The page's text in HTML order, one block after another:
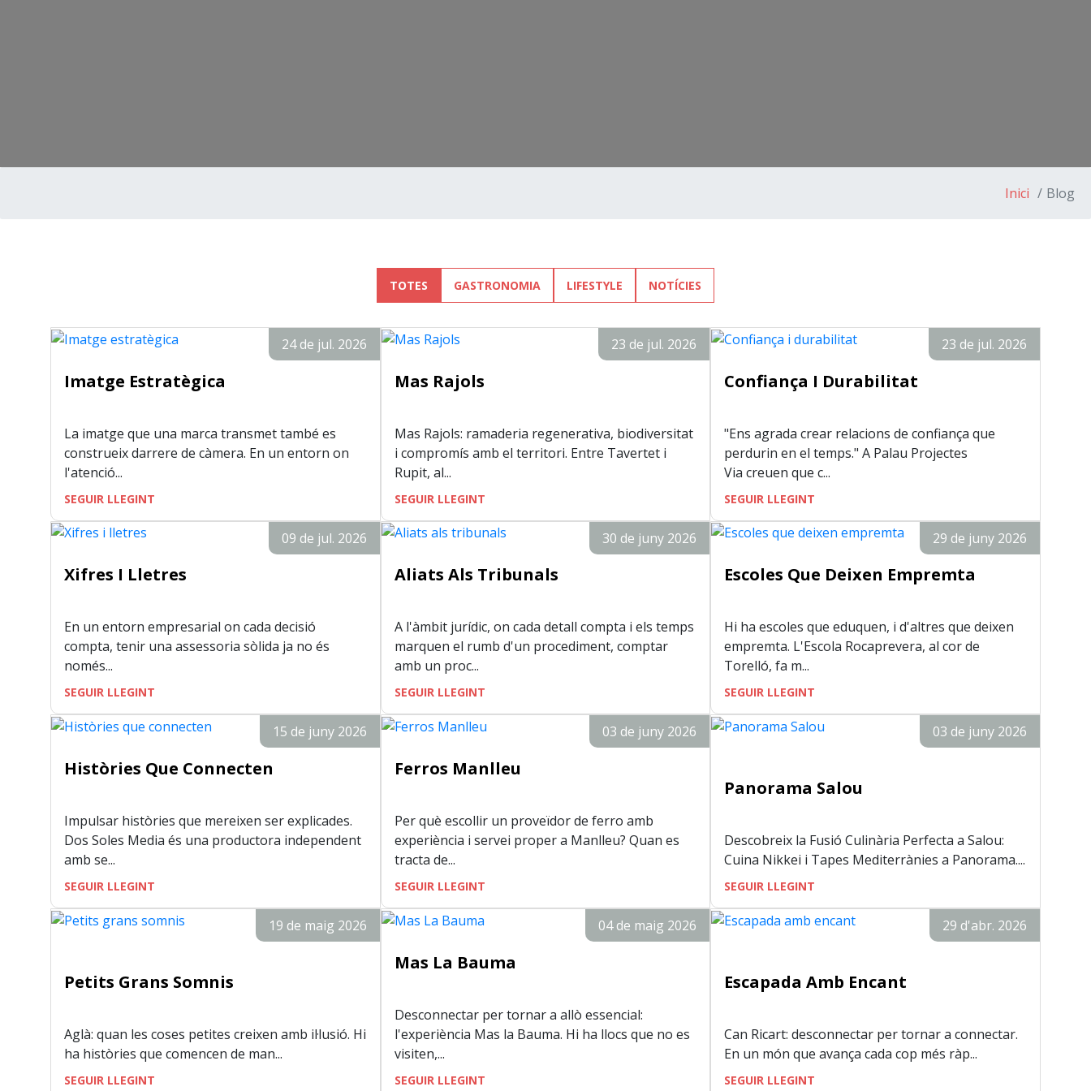
Inici Blog
TOTES GASTRONOMIA LIFESTYLE NOTÍCIES
24 de jul. 2026
Imatge Estratègica
La imatge que una marca transmet també es
construeix darrere de càmera. En un entorn on
l'atenció...
SEGUIR LLEGINT
23 de jul. 2026
Mas Rajols
Mas Rajols: ramaderia regenerativa, biodiversitat
i compromís amb el territori. Entre Tavertet i
Rupit, al...
SEGUIR LLEGINT
23 de jul. 2026
Confiança I Durabilitat
"Ens agrada crear relacions de confiança que
perdurin en el temps." A Palau Projectes
Via creuen que c...
SEGUIR LLEGINT
09 de jul. 2026
Xifres I Lletres
En un entorn empresarial on cada decisió
compta, tenir una assessoria sòlida ja no és
només...
SEGUIR LLEGINT
30 de juny 2026
Aliats Als Tribunals
A l'àmbit jurídic, on cada detall compta i els temps
marquen el rumb d'un procediment, comptar
amb un proc...
SEGUIR LLEGINT
29 de juny 2026
Escoles Que Deixen Empremta
Hi ha escoles que eduquen, i d'altres que deixen
empremta. L'Escola Rocaprevera, al cor de
Torelló, fa m...
SEGUIR LLEGINT
15 de juny 2026
Històries Que Connecten
Impulsar històries que mereixen ser explicades.
Dos Soles Media és una productora independent
amb se...
SEGUIR LLEGINT
03 de juny 2026
Ferros Manlleu
Per què escollir un proveïdor de ferro amb
experiència i servei proper a Manlleu? Quan es
tracta de...
SEGUIR LLEGINT
03 de juny 2026
Panorama Salou
Descobreix la Fusió Culinària Perfecta a Salou:
Cuina Nikkei i Tapes Mediterrànies a Panorama....
SEGUIR LLEGINT
19 de maig 2026
Petits Grans Somnis
Aglà: quan les coses petites creixen amb il·lusió. Hi
ha històries que comencen de man...
SEGUIR LLEGINT
04 de maig 2026
Mas La Bauma
Desconnectar per tornar a allò essencial:
l'experiència Mas la Bauma. Hi ha llocs que no es
visiten,...
SEGUIR LLEGINT
29 d'abr. 2026
Escapada Amb Encant
Can Ricart: desconnectar per tornar a connectar.
En un món que avança cada cop més ràp...
SEGUIR LLEGINT